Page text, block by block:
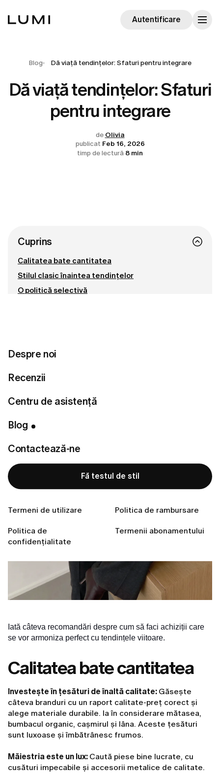
Despre noi
Recenzii
Centru de asistență
Blog
Contactează-ne
Fă testul de stil
Termeni de utilizare Politica de rambursare
Politica de
confidențialitate
Termenii abonamentului
Autentificare
Blog Dă viață tendințelor: Sfaturi pentru integrare
Dă viață tendințelor: Sfaturi
pentru integrare
de Olivia
publicat Feb 16, 2026
timp de lectură 8 min
Iată câteva recomandări despre cum să faci achiziții care
se vor armoniza perfect cu tendințele viitoare.
Calitatea bate cantitatea
Investește în țesături de înaltă calitate: Găsește
câteva branduri cu un raport calitate-preț corect și
alege materiale durabile. Ia în considerare mătasea,
bumbacul organic, cașmirul și lâna. Aceste țesături
sunt luxoase și îmbătrânesc frumos.
Măiestria este un lux: Caută piese bine lucrate, cu
cusături impecabile și accesorii metalice de calitate.
Cuprins
Calitatea bate cantitatea
Stilul clasic înaintea tendințelor
O politică selectivă